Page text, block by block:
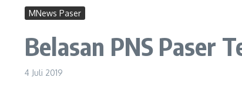
MNews Paser
Belasan PNS Paser
4 Juli 2019